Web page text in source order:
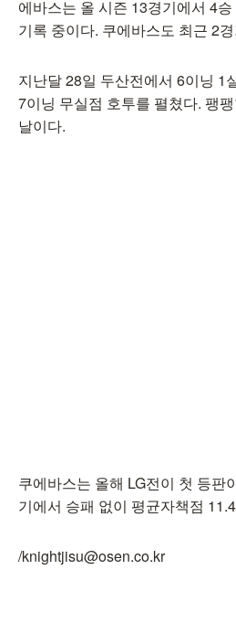
에바스는 올 시즌 13경기에서 4
기록 중이다. 쿠에바스도 최근 2
지난달 28일 두산전에서 6이닝 1
7이닝 무실점 호투를 펼쳤다. 팽
날이다.
쿠에바스는 올해 LG전이 첫 등판
기에서 승패 없이 평균자책점
/knightjisu@osen.co.kr